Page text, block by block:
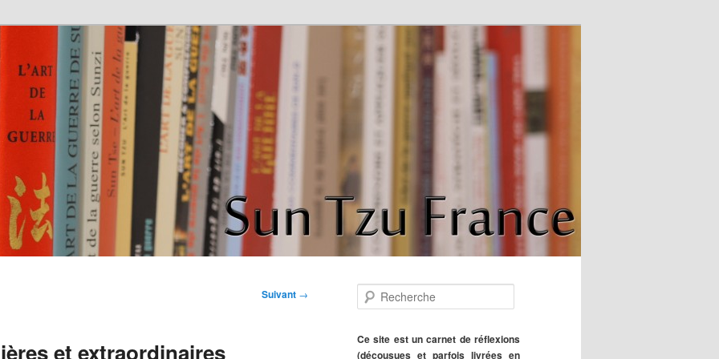
la guerre" de Sun Tzu
Suivant →
et extraordinaires
e
h
e
Ce site est un carnet de réflexions
(décousues et parfois livrées en